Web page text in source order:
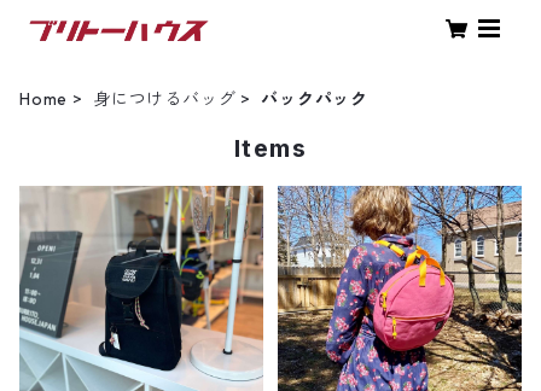
Home 身につけるバッグ バックパック
Items